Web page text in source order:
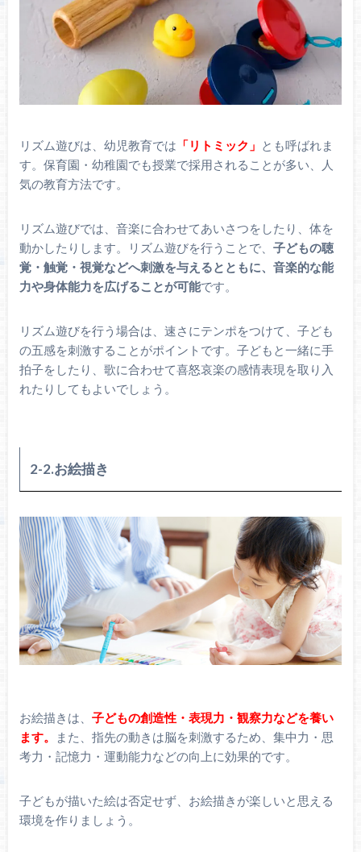
リズム遊びは、幼児教育では 「リトミック」 とも呼ばれま
す。保育園・幼稚園でも授業で採用されることが多い、人
気の教育方法です。
リズム遊びでは、音楽に合わせてあいさつをしたり、体を
動かしたりします。リズム遊びを行うことで、 子どもの聴
覚・触覚・視覚などへ刺激を与えるとともに、音楽的な能
力や身体能力を広げることが可能です。
リズム遊びを行う場合は、速さにテンポをつけて、子ども
の五感を刺激することがポイントです。子どもと一緒に手
拍子をしたり、歌に合わせて喜怒哀楽の感情表現を取り入
れたりしてもよいでしょう。
2-2.お絵描き
お絵描きは、 子どもの創造性・表現力・観察力などを養い
ます。
また、指先の動きは脳を刺激するため、集中力・思
考力・記憶力・運動能力などの向上に効果的です。
子どもが描いた絵は否定せず、お絵描きが楽しいと思える
環境を作りましょう。